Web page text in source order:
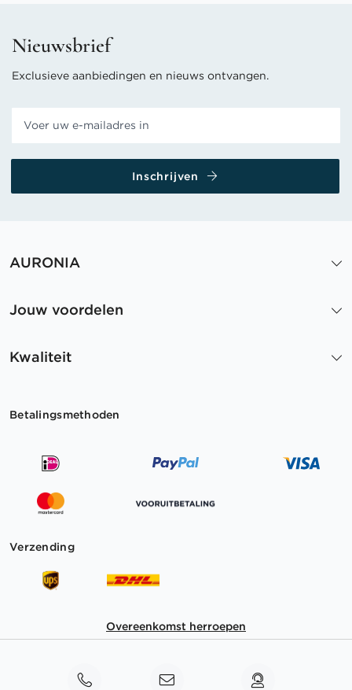
Nieuwsbrief
Exclusieve aanbiedingen en nieuws ontvangen.
Inschrijven
AURONIA
Jouw voordelen
Kwaliteit
Betalingsmethoden
Verzending
Overeenkomst herroepen